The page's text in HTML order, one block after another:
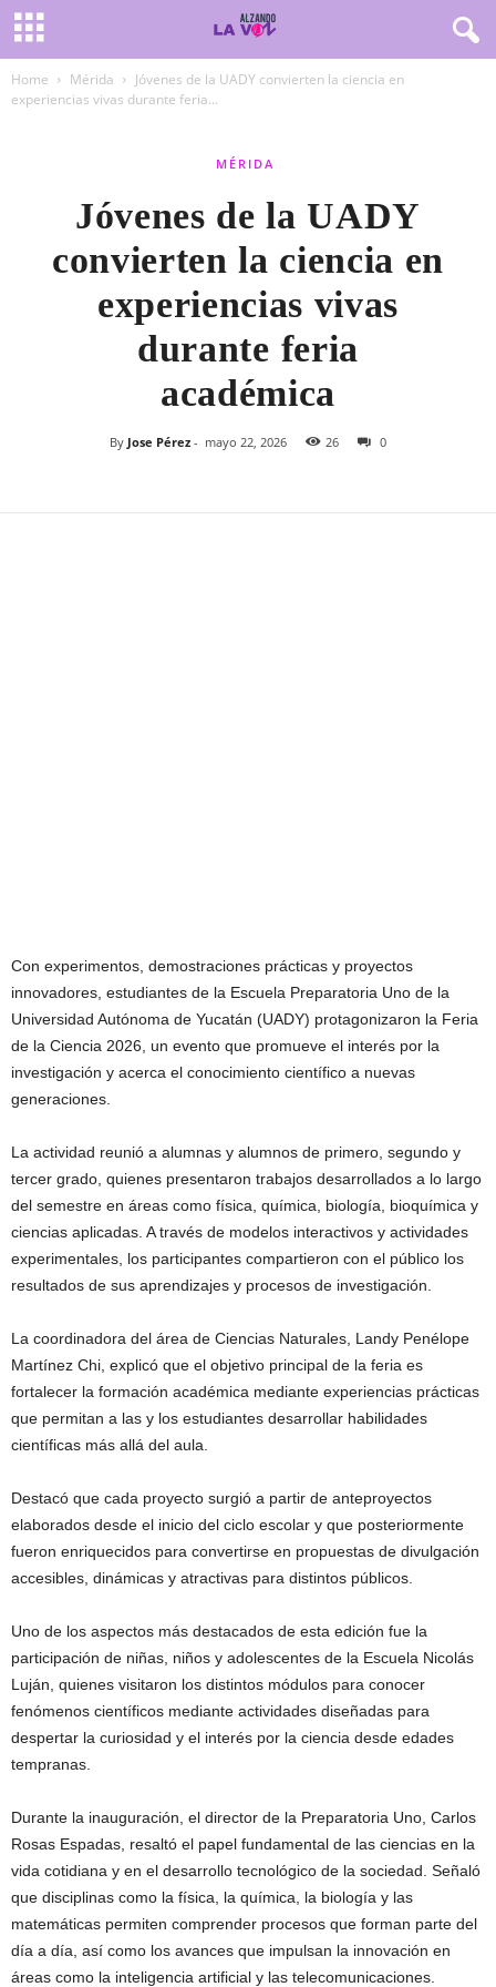
Home Mérida
Jóvenes de la UADY convierten la ciencia en
experiencias vivas durante feria...
MÉRIDA
Jóvenes de la UADY
convierten la ciencia en
experiencias vivas
durante feria
académica
By Jose Pérez - mayo 22, 2026 26 0
Con experimentos, demostraciones prácticas y proyectos
innovadores, estudiantes de la Escuela Preparatoria Uno de la
Universidad Autónoma de Yucatán (UADY) protagonizaron la Feria
de la Ciencia 2026, un evento que promueve el interés por la
investigación y acerca el conocimiento científico a nuevas
generaciones.
La actividad reunió a alumnas y alumnos de primero, segundo y
tercer grado, quienes presentaron trabajos desarrollados a lo largo
del semestre en áreas como física, química, biología, bioquímica y
ciencias aplicadas. A través de modelos interactivos y actividades
experimentales, los participantes compartieron con el público los
resultados de sus aprendizajes y procesos de investigación.
La coordinadora del área de Ciencias Naturales, Landy Penélope
Martínez Chi, explicó que el objetivo principal de la feria es
fortalecer la formación académica mediante experiencias prácticas
que permitan a las y los estudiantes desarrollar habilidades
científicas más allá del aula.
Destacó que cada proyecto surgió a partir de anteproyectos
elaborados desde el inicio del ciclo escolar y que posteriormente
fueron enriquecidos para convertirse en propuestas de divulgación
accesibles, dinámicas y atractivas para distintos públicos.
Uno de los aspectos más destacados de esta edición fue la
participación de niñas, niños y adolescentes de la Escuela Nicolás
Luján, quienes visitaron los distintos módulos para conocer
fenómenos científicos mediante actividades diseñadas para
despertar la curiosidad y el interés por la ciencia desde edades
tempranas.
Durante la inauguración, el director de la Preparatoria Uno, Carlos
Rosas Espadas, resaltó el papel fundamental de las ciencias en la
vida cotidiana y en el desarrollo tecnológico de la sociedad. Señaló
que disciplinas como la física, la química, la biología y las
matemáticas permiten comprender procesos que forman parte del
día a día, así como los avances que impulsan la innovación en
áreas como la inteligencia artificial y las telecomunicaciones.